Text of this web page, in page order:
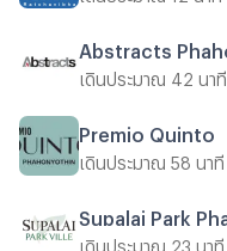
เดินประมาณ 42 นาที
Premio Quinto
เดินประมาณ 58 นาที
เดินประมาณ 23 นาที